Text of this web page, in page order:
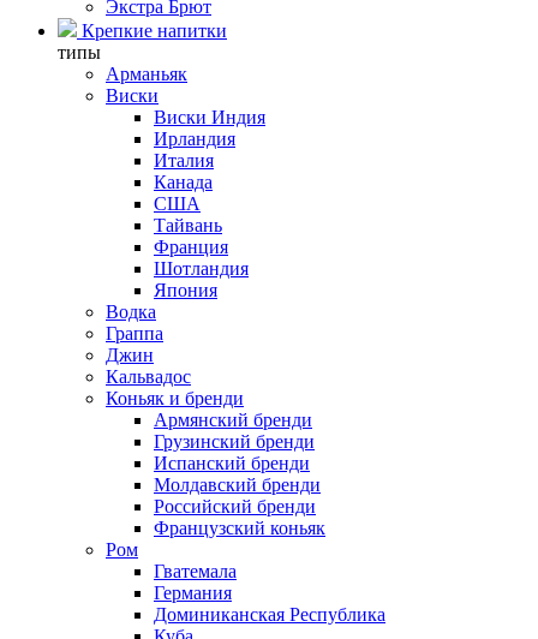
Экстра Брют
Крепкие напитки
типы
Арманьяк
Виски
Виски Индия
Ирландия
Италия
Канада
США
Тайвань
Франция
Шотландия
Япония
Водка
Граппа
Джин
Кальвадос
Коньяк и бренди
Армянский бренди
Грузинский бренди
Испанский бренди
Молдавский бренди
Российский бренди
Французский коньяк
Ром
Гватемала
Германия
Доминиканская Республика